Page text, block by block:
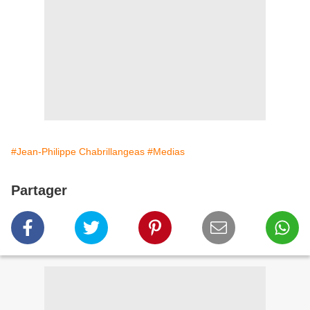
#Jean-Philippe Chabrillangeas #Medias
Partager